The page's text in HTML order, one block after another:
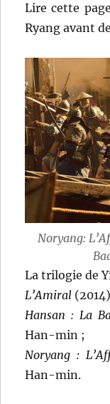
Lire cette
Ryang avant
Noryang:
La trilogie de
L’Amiral
Hansan : La
Han-min ;
Noryang :
Han-min.